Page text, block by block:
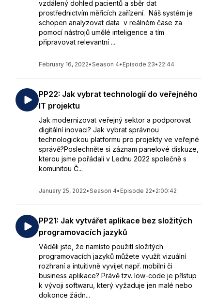
vzdálený dohled pacientů a sběr dat
prostřednictvím měřicích zařízení. Náš systém je
schopen analyzovat data v reálném čase za
pomocí nástrojů umělé inteligence a tím
připravovat relevantní ...
February 16, 2022•Season 4• Episode 23• 22:44
PP22: Jak vybrat technologií do veřejného
IT projektu
Jak modernizovat veřejný sektor a podporovat
digitální inovaci? Jak vybrat správnou
technologickou platformu pro projekty ve veřejné
správě?Poslechněte si záznam panelové diskuze,
kterou jsme pořádali v Lednu 2022 společně s
komunitou Č...
January 25, 2022•Season 4• Episode 22• 2:00:42
PP21: Jak vytvářet aplikace bez složitých
programovacích jazyků
Věděli jste, že namísto použití složitých
programovacích jazyků můžete využít vizuální
rozhraní a intuitivně vyvíjet např. mobilní či
business aplikace? Právě tzv. low-code je přístup
k vývoji softwaru, který vyžaduje jen malé nebo
dokonce žádn...